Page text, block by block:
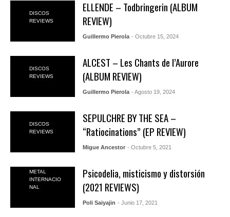
DISCOS
REVIEWS
ELLENDE – Todbringerin (ALBUM
REVIEW)
Guillermo Pierola - Octubre 15, 2024
DISCOS
REVIEWS
ALCEST – Les Chants de l’Aurore
(ALBUM REVIEW)
Guillermo Pierola - Agosto 19, 2024
DISCOS
REVIEWS
SEPULCHRE BY THE SEA –
“Ratiocinations” (EP REVIEW)
Migue Ancestor - Octubre 5, 2021
METAL
INTERNACIO
NAL
Psicodelia, misticismo y distorsión
(2021 REVIEWS)
Poli Saiyajin - Junio 17, 2021